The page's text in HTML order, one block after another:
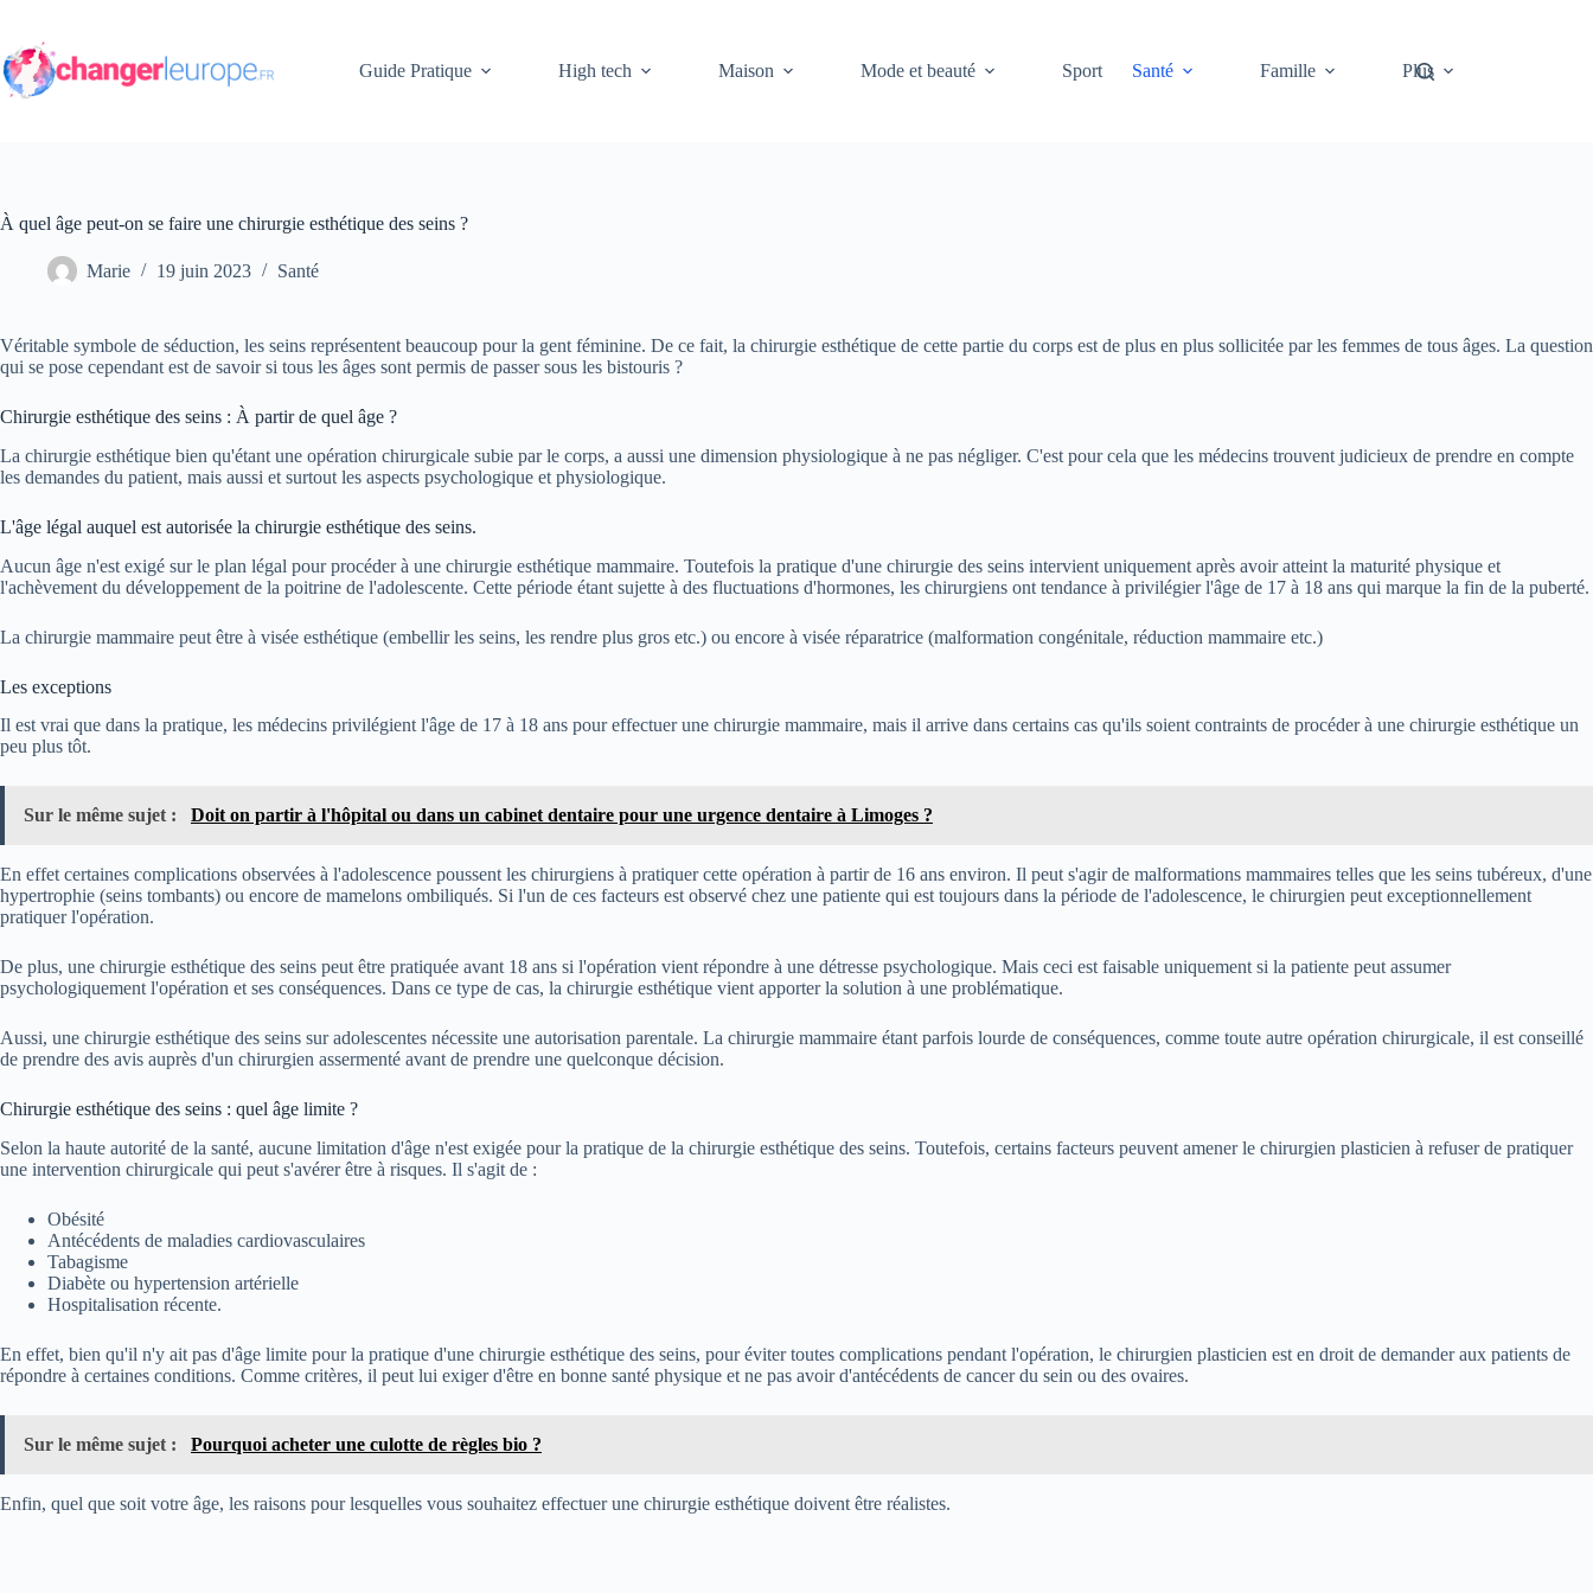
contenu
Guide Pratique
High tech Maison Mode et beauté Sport Santé Famille Plus
À quel âge peut-on se faire une chirurgie esthétique des seins ?
Marie 19 juin 2023 Santé
Véritable symbole de séduction, les seins représentent beaucoup pour la gent féminine. De ce fait, la chirurgie esthétique de cette partie du corps est de plus en plus sollicitée par les femmes de tous âges. La question
qui se pose cependant est de savoir si tous les âges sont permis de passer sous les bistouris ?
Chirurgie esthétique des seins : À partir de quel âge ?
La chirurgie esthétique bien qu'étant une opération chirurgicale subie par le corps, a aussi une dimension physiologique à ne pas négliger. C'est pour cela que les médecins trouvent judicieux de prendre en compte
les demandes du patient, mais aussi et surtout les aspects psychologique et physiologique.
L'âge légal auquel est autorisée la chirurgie esthétique des seins.
Aucun âge n'est exigé sur le plan légal pour procéder à une chirurgie esthétique mammaire. Toutefois la pratique d'une chirurgie des seins intervient uniquement après avoir atteint la maturité physique et
l'achèvement du développement de la poitrine de l'adolescente. Cette période étant sujette à des fluctuations d'hormones, les chirurgiens ont tendance à privilégier l'âge de 17 à 18 ans qui marque la fin de la puberté.
La chirurgie mammaire peut être à visée esthétique (embellir les seins, les rendre plus gros etc.) ou encore à visée réparatrice (malformation congénitale, réduction mammaire etc.)
Les exceptions
Il est vrai que dans la pratique, les médecins privilégient l'âge de 17 à 18 ans pour effectuer une chirurgie mammaire, mais il arrive dans certains cas qu'ils soient contraints de procéder à une chirurgie esthétique un
peu plus tôt.
Sur le même sujet : Doit on partir à l'hôpital ou dans un cabinet dentaire pour une urgence dentaire à Limoges ?
En effet certaines complications observées à l'adolescence poussent les chirurgiens à pratiquer cette opération à partir de 16 ans environ. Il peut s'agir de malformations mammaires telles que les seins tubéreux, d'une
hypertrophie (seins tombants) ou encore de mamelons ombiliqués. Si l'un de ces facteurs est observé chez une patiente qui est toujours dans la période de l'adolescence, le chirurgien peut exceptionnellement
pratiquer l'opération.
De plus, une chirurgie esthétique des seins peut être pratiquée avant 18 ans si l'opération vient répondre à une détresse psychologique. Mais ceci est faisable uniquement si la patiente peut assumer
psychologiquement l'opération et ses conséquences. Dans ce type de cas, la chirurgie esthétique vient apporter la solution à une problématique.
Aussi, une chirurgie esthétique des seins sur adolescentes nécessite une autorisation parentale. La chirurgie mammaire étant parfois lourde de conséquences, comme toute autre opération chirurgicale, il est conseillé
de prendre des avis auprès d'un chirurgien assermenté avant de prendre une quelconque décision.
Chirurgie esthétique des seins : quel âge limite ?
Selon la haute autorité de la santé, aucune limitation d'âge n'est exigée pour la pratique de la chirurgie esthétique des seins. Toutefois, certains facteurs peuvent amener le chirurgien plasticien à refuser de pratiquer
une intervention chirurgicale qui peut s'avérer être à risques. Il s'agit de :
Obésité
Antécédents de maladies cardiovasculaires
Tabagisme
Diabète ou hypertension artérielle
Hospitalisation récente.
En effet, bien qu'il n'y ait pas d'âge limite pour la pratique d'une chirurgie esthétique des seins, pour éviter toutes complications pendant l'opération, le chirurgien plasticien est en droit de demander aux patients de
répondre à certaines conditions. Comme critères, il peut lui exiger d'être en bonne santé physique et ne pas avoir d'antécédents de cancer du sein ou des ovaires.
Sur le même sujet : Pourquoi acheter une culotte de règles bio ?
Enfin, quel que soit votre âge, les raisons pour lesquelles vous souhaitez effectuer une chirurgie esthétique doivent être réalistes.